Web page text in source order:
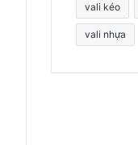
vali kéo
vali nhựa